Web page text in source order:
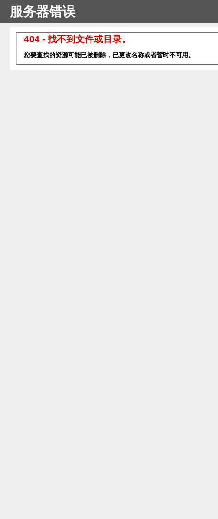
服务器错误
404 - 找不到文件或目录。
您要查找的资源可能已被删除，已更改名称或者暂时不可用。